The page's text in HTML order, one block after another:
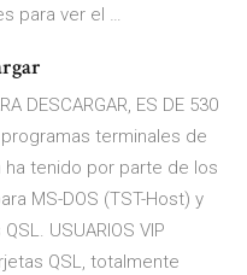
para ver el …
DESCARGAR, ES DE 530
terminales de
tenido por parte de los
MS-DOS (TST-Host) y
USUARIOS VIP
QSL, totalmente